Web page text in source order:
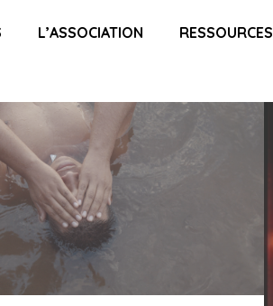
L’ASSOCIATION RESSOURCES
ET LES FANTÔMES
DE L’AMÉRIQUE